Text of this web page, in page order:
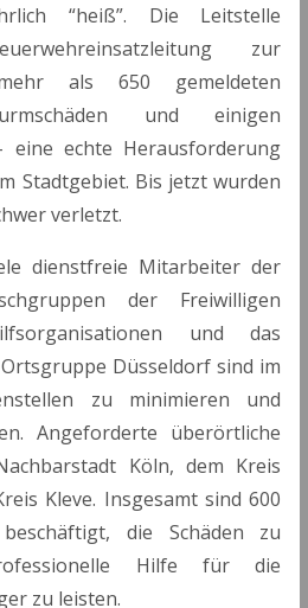
“heiß”. Die Leitstelle
zur
als 650 gemeldeten
und einigen
eine echte Herausforderung
Stadtgebiet. Bis jetzt wurden
verletzt.
dienstfreie Mitarbeiter der
der Freiwilligen
und das
Düsseldorf sind im
zu minimieren und
Angeforderte überörtliche
Köln, dem Kreis
Kleve. Insgesamt sind 600
die Schäden zu
Hilfe für die
zu leisten.